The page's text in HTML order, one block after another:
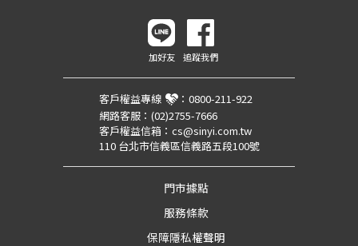
加好友 追蹤我們
客戶權益專線 ： 0800-211-922
網路客服： (02)2755-7666
客戶權益信箱： cs@sinyi.com.tw
110 台北市信義區信義路五段100號
門市據點
服務條款
保障隱私權聲明